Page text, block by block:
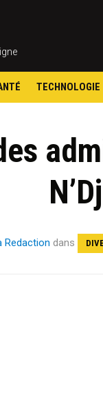
TECHNOLOGIE
Redaction dans